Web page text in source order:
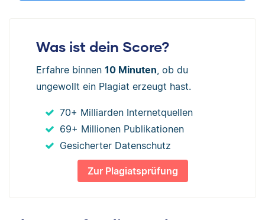
Was ist dein Score?
Erfahre binnen 10 Minuten , ob du
ungewollt ein Plagiat erzeugt hast.
70+ Milliarden Internetquellen
69+ Millionen Publikationen
Gesicherter Datenschutz
Zur Plagiatsprüfung